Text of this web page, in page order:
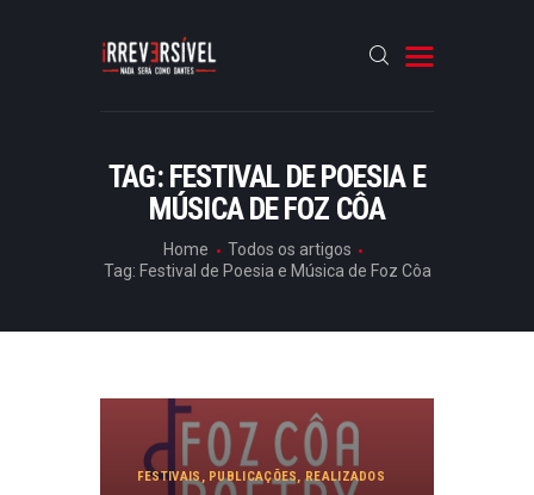
TAG: FESTIVAL DE POESIA E
MÚSICA DE FOZ CÔA
Home
Todos os artigos
Tag: Festival de Poesia e Música de Foz Côa
HOME
CRÓNICAS
ENTREVISTAS
ARTIGOS
FESTIVAIS , PUBLICAÇÕES,REALIZADOS